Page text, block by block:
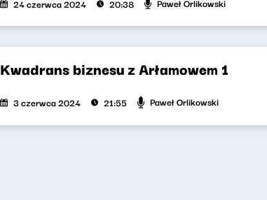
24 czerwca 2024 20:38 Paweł Orlikowski
Kwadrans biznesu z Arłamowem 1
3 czerwca 2024 21:55 Paweł Orlikowski